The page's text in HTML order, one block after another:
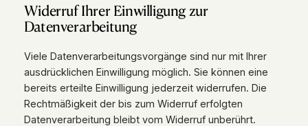
Widerruf Ihrer Einwilligung zur
Datenverarbeitung
Viele Datenverarbeitungsvorgänge sind nur mit Ihrer
ausdrücklichen Einwilligung möglich. Sie können eine
bereits erteilte Einwilligung jederzeit widerrufen. Die
Rechtmäßigkeit der bis zum Widerruf erfolgten
Datenverarbeitung bleibt vom Widerruf unberührt.